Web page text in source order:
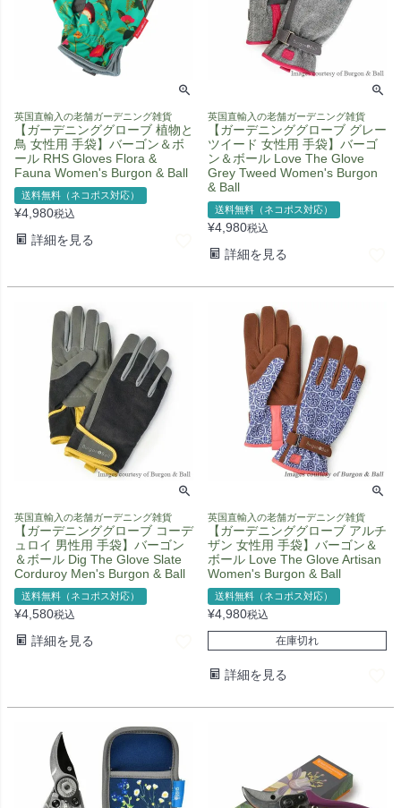
英国直輸入の老舗ガーデニング雑貨
【ガーデニンググローブ 植物と
鳥 女性用 手袋】バーゴン＆ボ
ール RHS Gloves Flora &
Fauna Women's Burgon & Ball
送料無料（ネコポス対応）
¥4,980税込
詳細を見る
英国直輸入の老舗ガーデニング雑貨
【ガーデニンググローブ グレー
ツイード 女性用 手袋】バーゴ
ン＆ボール Love The Glove
Grey Tweed Women's Burgon
& Ball
送料無料（ネコポス対応）
¥4,980税込
詳細を見る
英国直輸入の老舗ガーデニング雑貨
【ガーデニンググローブ コーデ
ュロイ 男性用 手袋】バーゴン
＆ボール Dig The Glove Slate
Corduroy Men's Burgon & Ball
送料無料（ネコポス対応）
¥4,580税込
詳細を見る
英国直輸入の老舗ガーデニング雑貨
【ガーデニンググローブ アルチ
ザン 女性用 手袋】バーゴン＆
ボール Love The Glove Artisan
Women's Burgon & Ball
送料無料（ネコポス対応）
¥4,980税込
在庫切れ
詳細を見る